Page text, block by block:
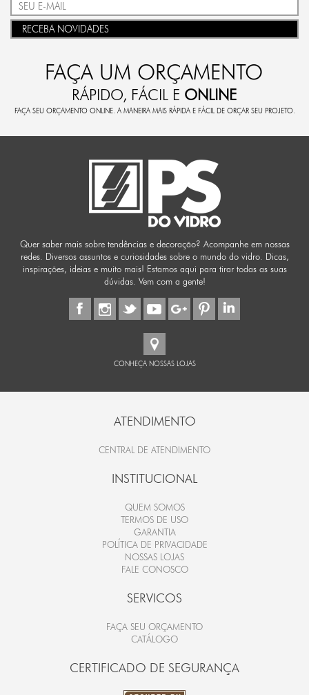
RECEBA NOVIDADES
FAÇA UM ORÇAMENTO
RÁPIDO, FÁCIL E ONLINE
FAÇA SEU ORÇAMENTO ONLINE. A MANEIRA MAIS RÁPIDA E FÁCIL DE ORÇAR SEU PROJETO.
Quer saber mais sobre tendências e decoração? Acompanhe em nossas
redes. Diversos assuntos e curiosidades sobre o mundo do vidro. Dicas,
inspirações, ideias e muito mais! Estamos aqui para tirar todas as suas
dúvidas. Vem com a gente!
CONHEÇA NOSSAS LOJAS
ATENDIMENTO
CENTRAL DE ATENDIMENTO
INSTITUCIONAL
QUEM SOMOS
TERMOS DE USO
GARANTIA
POLÍTICA DE PRIVACIDADE
NOSSAS LOJAS
FALE CONOSCO
SERVICOS
FAÇA SEU ORÇAMENTO
CATÁLOGO
CERTIFICADO DE SEGURANÇA